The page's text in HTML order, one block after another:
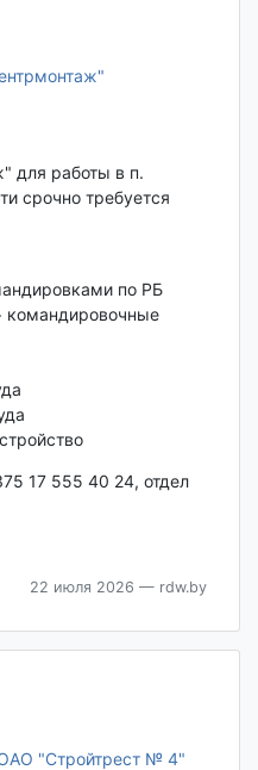
для работы в п.
срочно требуется
по РБ
17 555 40 24, отдел
22 июля 2026 — rdw.by
"Стройтрест № 4"